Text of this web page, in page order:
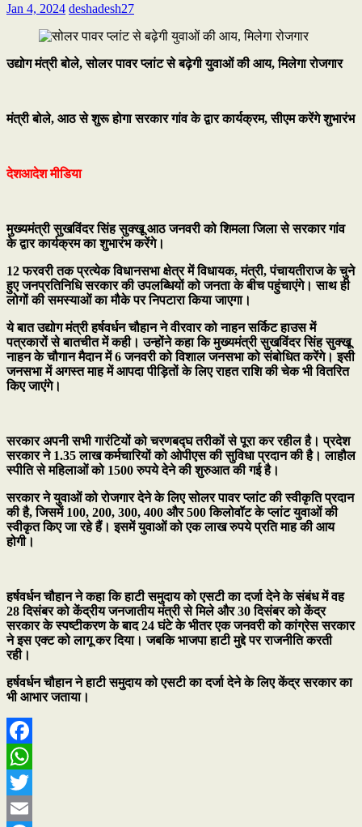
Jan 4, 2024 deshadesh27
उद्योग मंत्री बोले, सोलर पावर प्लांट से बढ़ेगी युवाओं की आय, मिलेगा रोजगार
मंत्री बोले, आठ से शुरू होगा सरकार गांव के द्वार कार्यक्रम, सीएम करेंगे शुभारंभ
देशआदेश मीडिया
मुख्यमंत्री सुखविंदर सिंह सुक्खू आठ जनवरी को शिमला जिला से सरकार गांव
के द्वार कार्यक्रम का शुभारंभ करेंगे।
12 फरवरी तक प्रत्येक विधानसभा क्षेत्र में विधायक, मंत्री, पंचायतीराज के चुने
हुए जनप्रतिनिधि सरकार की उपलब्धियों को जनता के बीच पहुंचाएंगे। साथ ही
लोगों की समस्याओं का मौके पर निपटारा किया जाएगा।
ये बात उद्योग मंत्री हर्षवर्धन चौहान ने वीरवार को नाहन सर्किट हाउस में
पत्रकारों से बातचीत में कही। उन्होंने कहा कि मुख्यमंत्री सुखविंदर सिंह सुक्खू
नाहन के चौगान मैदान में 6 जनवरी को विशाल जनसभा को संबोधित करेंगे। इसी
जनसभा में अगस्त माह में आपदा पीड़ितों के लिए राहत राशि की चेक भी वितरित
किए जाएंगे।
सरकार अपनी सभी गारंटियों को चरणबद्घ तरीकों से पूरा कर रहील है। प्रदेश
सरकार ने 1.35 लाख कर्मचारियों को ओपीएस की सुविधा प्रदान की है। लाहौल
स्पीति से महिलाओं को 1500 रुपये देने की शुरुआत की गई है।
सरकार ने युवाओं को रोजगार देने के लिए सोलर पावर प्लांट की स्वीकृति प्रदान
की है, जिसमें 100, 200, 300, 400 और 500 किलोवॉट के प्लांट युवाओं की
स्वीकृत किए जा रहे हैं। इसमें युवाओं को एक लाख रुपये प्रति माह की आय
होगी।
हर्षवर्धन चौहान ने कहा कि हाटी समुदाय को एसटी का दर्जा देने के संबंध में वह
28 दिसंबर को केंद्रीय जनजातीय मंत्री से मिले और 30 दिसंबर को केंद्र
सरकार के स्पष्टीकरण के बाद 24 घंटे के भीतर एक जनवरी को कांग्रेस सरकार
ने इस एक्ट को लागू कर दिया। जबकि भाजपा हाटी मुद्दे पर राजनीति करती
रही।
हर्षवर्धन चौहान ने हाटी समुदाय को एसटी का दर्जा देने के लिए केंद्र सरकार का
भी आभार जताया।
Facebook
WhatsApp
Twitter